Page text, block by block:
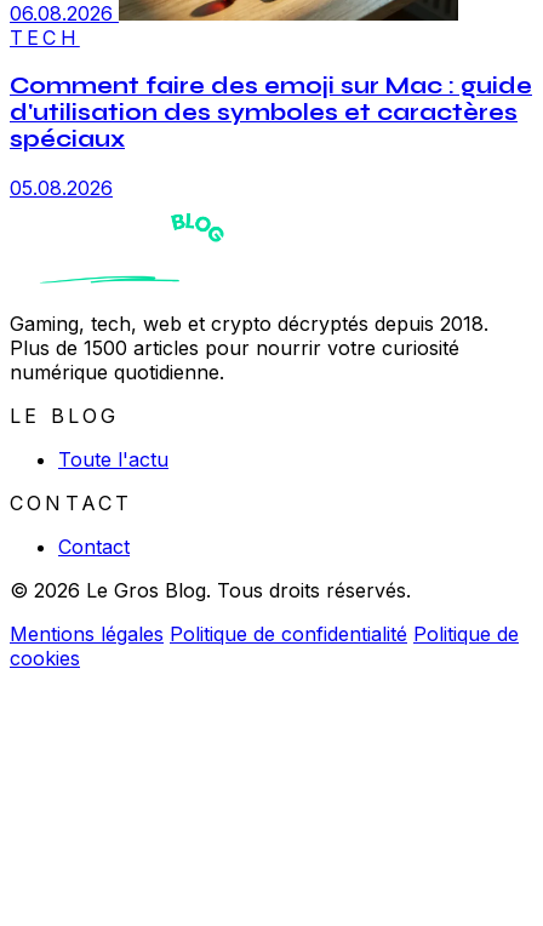
06.08.2026
TECH
Comment faire des emoji sur Mac : guide
d'utilisation des symboles et caractères
spéciaux
05.08.2026
Gaming, tech, web et crypto décryptés depuis 2018.
Plus de 1500 articles pour nourrir votre curiosité
numérique quotidienne.
LE BLOG
Toute l'actu
CONTACT
Contact
© 2026 Le Gros Blog. Tous droits réservés.
Mentions légales Politique de confidentialité Politique de
cookies